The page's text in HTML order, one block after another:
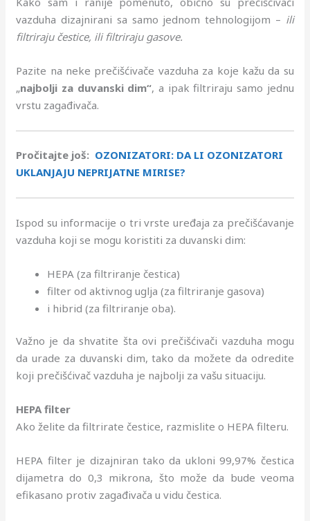
vazduha dizajnirani sa samo jednom tehnologijom – ili
filtriraju čestice, ili filtriraju gasove.
Pazite na neke prečišćivače vazduha za koje kažu da su
„najbolji za duvanski dim“, a ipak filtriraju samo jednu
vrstu zagađivača.
Pročitajte još: OZONIZATORI: DA LI OZONIZATORI
UKLANJAJU NEPRIJATNE MIRISE?
Ispod su informacije o tri vrste uređaja za prečišćavanje
vazduha koji se mogu koristiti za duvanski dim:
HEPA (za filtriranje čestica)
filter od aktivnog uglja (za filtriranje gasova)
i hibrid (za filtriranje oba).
Važno je da shvatite šta ovi prečišćivači vazduha mogu
da urade za duvanski dim, tako da možete da odredite
koji prečišćivač vazduha je najbolji za vašu situaciju.
HEPA filter
Ako želite da filtrirate čestice, razmislite o HEPA filteru.
HEPA filter je dizajniran tako da ukloni 99,97% čestica
dijametra do 0,3 mikrona, što može da bude veoma
efikasano protiv zagađivača u vidu čestica.